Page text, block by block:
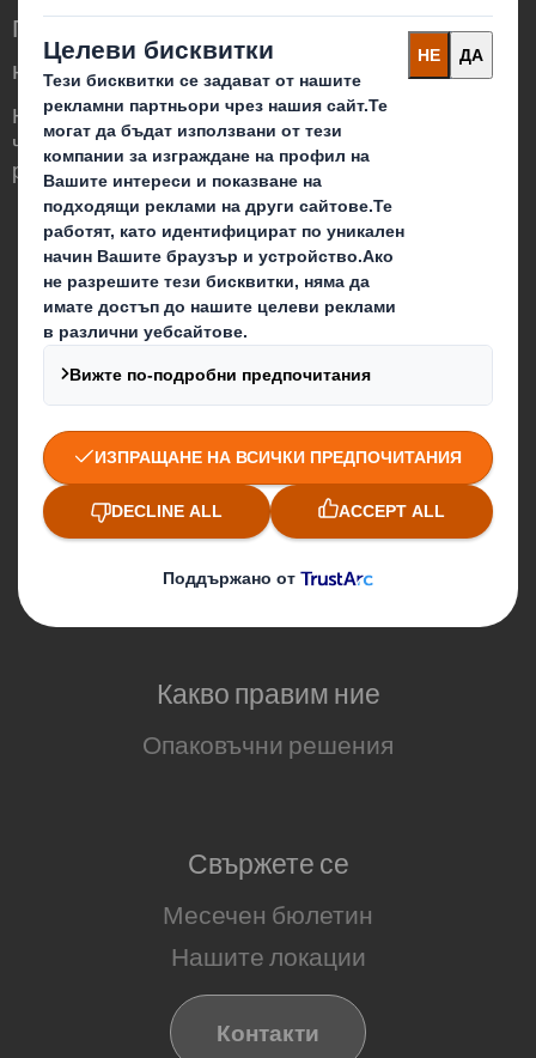
Преоткриваме опаковките на по-високо
ниво в един променящ се свят
Ние сме различни, защото осъзнаваме,
че опаковките могат да играят важна
роля в света около нас.
Кои сме ние
За DS Smith
За International Paper
IP & DS Smith обединение
Устойчивост
Медии
Кариера
Блог
Какво правим ние
Опаковъчни решения
Свържете се
Месечен бюлетин
Нашите локации
Контакти